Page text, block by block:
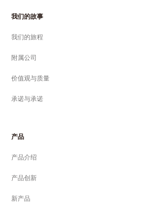
我们的故事
我们的旅程
附属公司
价值观与质量
承诺与承诺
产品
产品介绍
产品创新
新产品